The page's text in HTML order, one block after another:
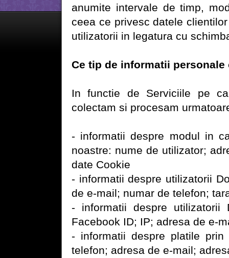
anumite intervale de timp,
ceea ce privesc datele
utilizatorii in legatura cu
Ce tip de informatii personale
In functie de Serviciile pe
colectam si procesam
- informatii despre modul in
noastre: nume de utilizator;
date Cookie
- informatii despre utilizatorii
de e-mail; numar de telefon;
- informatii despre utilizatorii
Facebook ID; IP; adresa de e-
- informatii despre platile prin
telefon; adresa de e-mail;